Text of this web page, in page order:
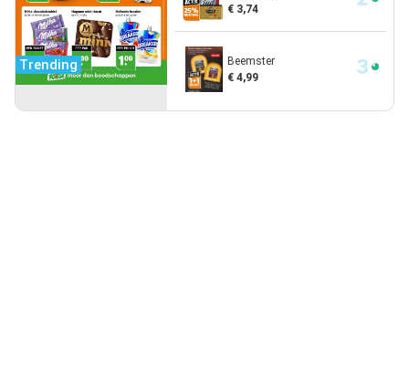
Trending
€ 3,74
Beemster
€ 4,99